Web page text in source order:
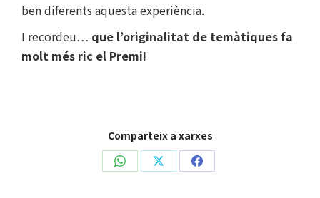
ben diferents aquesta experiència.
I recordeu… que l’originalitat de temàtiques fa
molt més ric el Premi!
Comparteix a xarxes
Share Share Share